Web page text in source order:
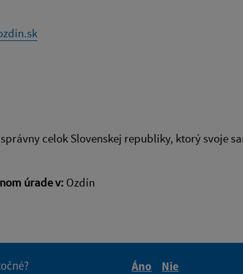
celok Slovenskej republiky, ktorý svoje
úrade v: Ozdín
Áno Nie